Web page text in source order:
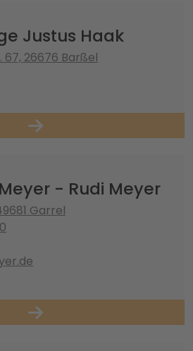
Justus Haak
26676 Barßel
- Rudi Meyer
Garrel